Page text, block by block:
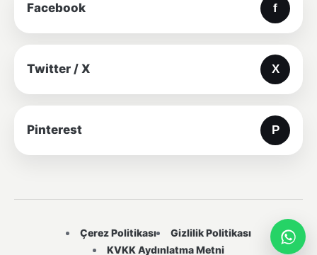
Facebook
Twitter / X
Pinterest
Çerez Politikası
Gizlilik Politikası
KVKK Aydınlatma Metni